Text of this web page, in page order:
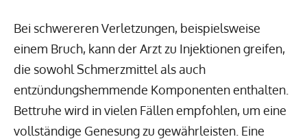
Bei schwereren Verletzungen, beispielsweise
einem Bruch, kann der Arzt zu Injektionen greifen,
die sowohl Schmerzmittel als auch
entzündungshemmende Komponenten enthalten.
Bettruhe wird in vielen Fällen empfohlen, um eine
vollständige Genesung zu gewährleisten. Eine